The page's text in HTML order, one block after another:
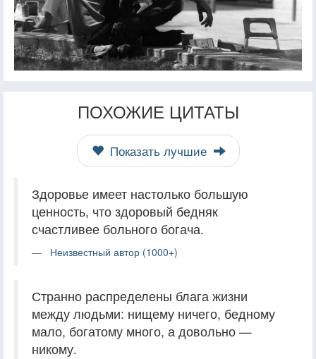
ПОХОЖИЕ ЦИТАТЫ
Показать лучшие
Здоровье имеет настолько большую
ценность, что здоровый бедняк
счастливее больного богача.
Неизвестный автор (1000+)
Странно распределены блага жизни
между людьми: нищему ничего, бедному
мало, богатому много, а довольно —
никому.